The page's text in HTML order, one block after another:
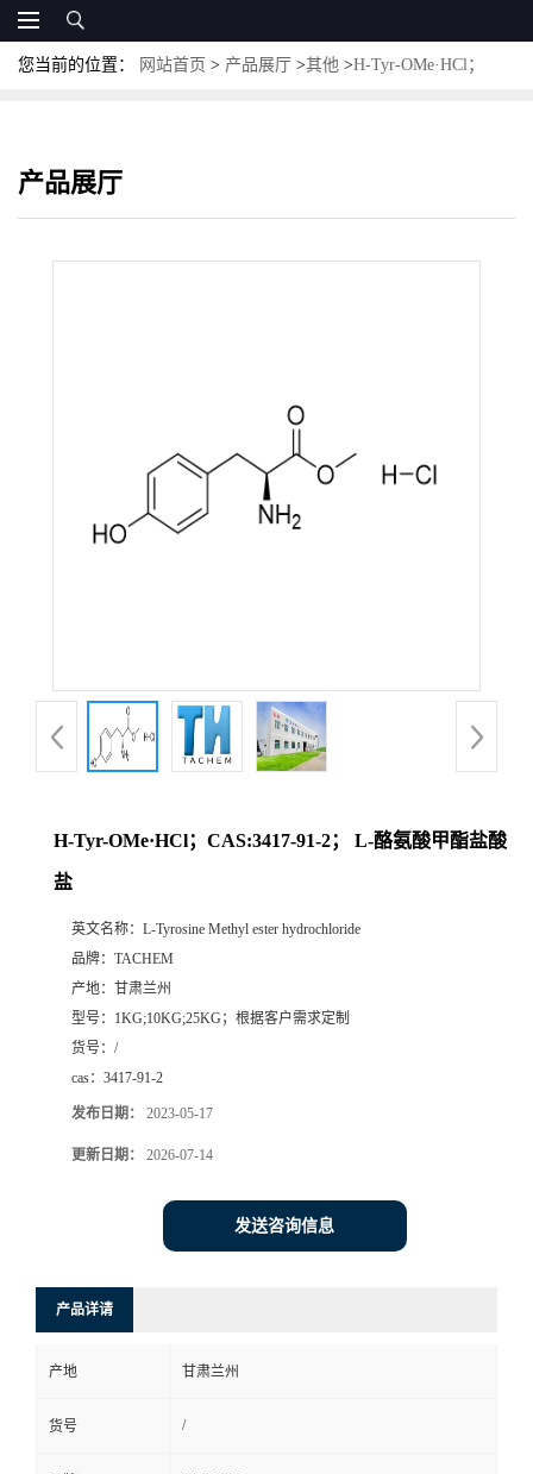
您当前的位置： 网站首页 > 产品展厅 >其他 >H-Tyr-OMe·HCl；
产品展厅
H-Tyr-OMe·HCl；CAS:3417-91-2； L-酪氨酸甲酯盐酸
盐
英文名称： L-Tyrosine Methyl ester hydrochloride
品牌： TACHEM
产地： 甘肃兰州
型号： 1KG;10KG;25KG；根据客户需求定制
货号： /
cas： 3417-91-2
发布日期： 2023-05-17
更新日期： 2026-07-14
发送咨询信息
产品详请
产地 甘肃兰州
货号 /